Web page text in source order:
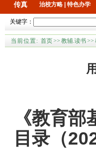
传真 治校方略 特色办学
关键字：
当前位置: 首页>> 教辅.读书>>
《教育
目录（